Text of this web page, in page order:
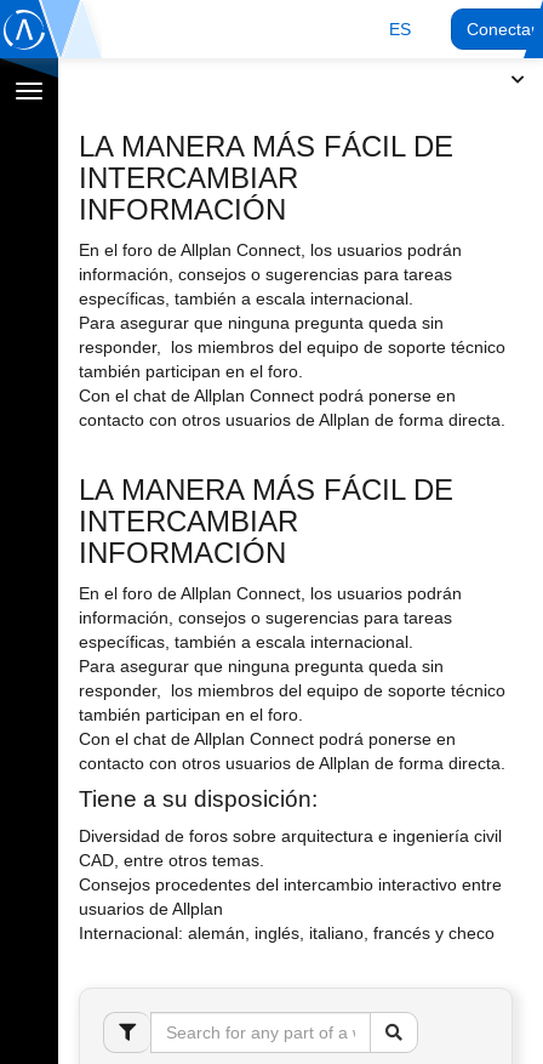
ES
Cambiar
LA MANERA MÁS FÁCIL DE
INTERCAMBIAR
INFORMACIÓN
En el foro de Allplan Connect, los usuarios podrán
información, consejos o sugerencias para tareas
específicas, también a escala internacional.
Para asegurar que ninguna pregunta queda sin
responder, los miembros del equipo de soporte técnico
también participan en el foro.
Con el chat de Allplan Connect podrá ponerse en
contacto con otros usuarios de Allplan de forma directa.
LA MANERA MÁS FÁCIL DE
INTERCAMBIAR
INFORMACIÓN
En el foro de Allplan Connect, los usuarios podrán
información, consejos o sugerencias para tareas
específicas, también a escala internacional.
Para asegurar que ninguna pregunta queda sin
responder, los miembros del equipo de soporte técnico
también participan en el foro.
Con el chat de Allplan Connect podrá ponerse en
contacto con otros usuarios de Allplan de forma directa.
Tiene a su disposición:
Diversidad de foros sobre arquitectura e ingeniería civil
CAD, entre otros temas.
Consejos procedentes del intercambio interactivo entre
usuarios de Allplan
Internacional: alemán, inglés, italiano, francés y checo